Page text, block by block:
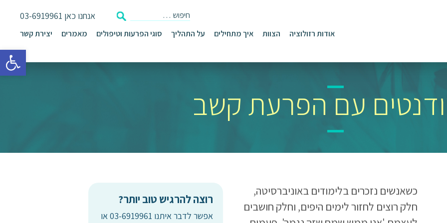
פתח
אנחנו כאן 03-6919961
אודות רזולוציה הצוות איך מתחילים על התהליך סוגי הפרעות וטיפולים מאמרים יצירת קשר
עם הפרעת קשב
רוצה להרגיש טוב יותר?
אפשר לדבר איתנו 03-6919961 או
כשאנשים נזכרים בלימודים באוניברסיטה,
חלק רוצים לחזור לימים היפים, וחלק חושבים